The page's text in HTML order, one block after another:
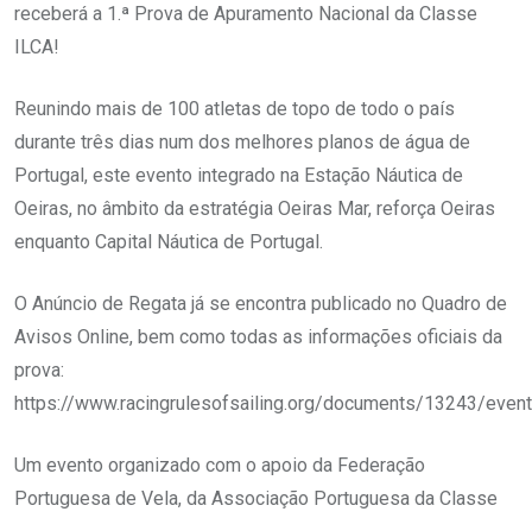
receberá a 1.ª Prova de Apuramento Nacional da Classe
ILCA!
Reunindo mais de 100 atletas de topo de todo o país
durante três dias num dos melhores planos de água de
Portugal, este evento integrado na Estação Náutica de
Oeiras, no âmbito da estratégia Oeiras Mar, reforça Oeiras
enquanto Capital Náutica de Portugal.
O Anúncio de Regata já se encontra publicado no Quadro de
Avisos Online, bem como todas as informações oficiais da
prova:
https://www.racingrulesofsailing.org/documents/13243/event
Um evento organizado com o apoio da Federação
Portuguesa de Vela, da Associação Portuguesa da Classe